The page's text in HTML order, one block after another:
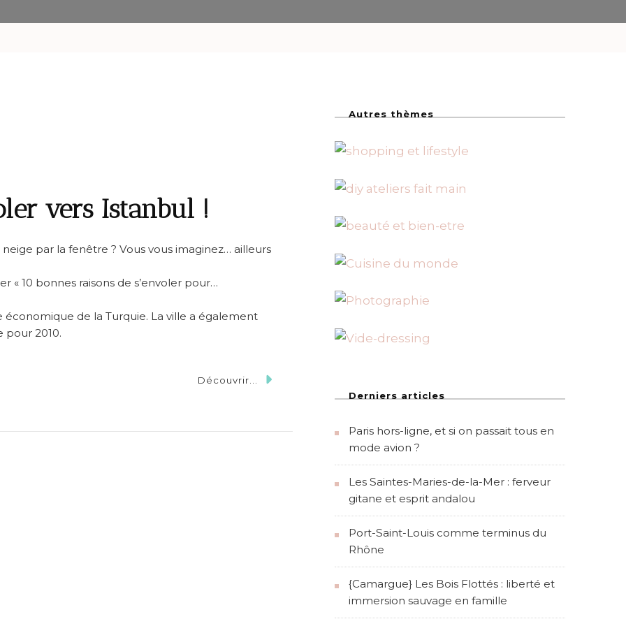
vers Istanbul !
par la fenêtre ? Vous vous imaginez… ailleurs
« 10 bonnes raisons de s’envoler pour…
de la Turquie. La ville a également
pour 2010.
Découvrir...
Autres thèmes
Derniers articles
Paris hors-ligne, et si on passait tous en
mode avion ?
Les Saintes-Maries-de-la-Mer : ferveur
gitane et esprit andalou
Port-Saint-Louis comme terminus du
Rhône
{Camargue} Les Bois Flottés : liberté et
immersion sauvage en famille